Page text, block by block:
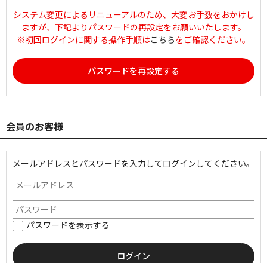
システム変更によるリニューアルのため、大変お手数をおかけし
ますが、下記よりパスワードの再設定をお願いいたします。
※初回ログインに関する操作手順はこちらをご確認ください。
パスワードを再設定する
会員のお客様
メールアドレスとパスワードを入力してログインしてください。
パスワードを表示する